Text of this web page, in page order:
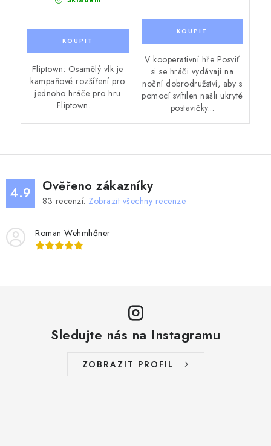
Fliptown: Osamělý vlk je
kampaňové rozšíření pro
jednoho hráče pro hru
Fliptown.
V kooperativní hře Posviť
si se hráči vydávají na
noční dobrodružství, aby s
pomocí svítilen našli ukryté
postavičky...
4.9 Ověřeno zákazníky
83 recenzí. Zobrazit všechny recenze
Roman Wehmhőner
Sledujte nás na Instagramu
ZOBRAZIT PROFIL